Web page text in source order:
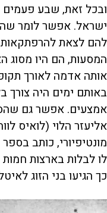
ובכל זאת, שבע פעמים
ישראל. אפשר לומר
להם לצאת להרפתקאות
המסעות, הם היו מסוג
אותה אדמה לאורך
באותם ימים היה
אמצעים. אפשר גם
אליעזר הלוי (לואיס
מונטיפיורי, כותב
לו לבלות בארצות
כך הגיעו בני הזוג